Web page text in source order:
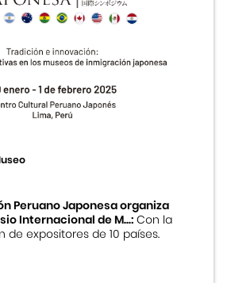
Peruano Japonesa organiza
Internacional de M...:Con la
de expositores de 10 países.